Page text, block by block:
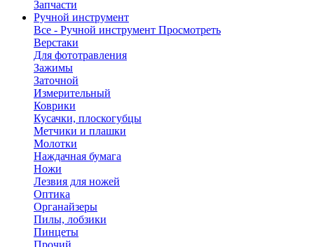
Запчасти
Ручной инструмент
Все - Ручной инструмент Просмотреть
Верстаки
Для фототравления
Зажимы
Заточной
Измерительный
Коврики
Кусачки, плоскогубцы
Метчики и плашки
Молотки
Наждачная бумага
Ножи
Лезвия для ножей
Оптика
Органайзеры
Пилы, лобзики
Пинцеты
Прочий